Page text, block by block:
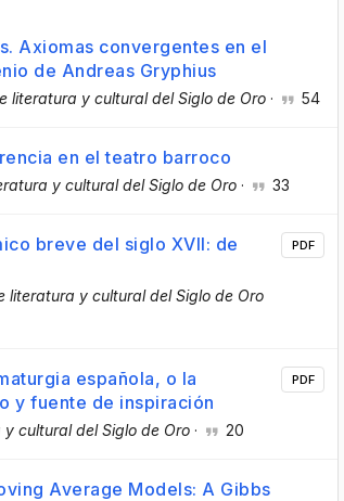
Axiomas convergentes en el
de Andreas Gryphius
literatura y cultural del Siglo de Oro · 54
en el teatro barroco
y cultural del Siglo de Oro · 33
breve del siglo XVII: de
literatura y cultural del Siglo de Oro
PDF
española, o la
y fuente de inspiración
cultural del Siglo de Oro · 20
PDF
Average Models: A Gibbs